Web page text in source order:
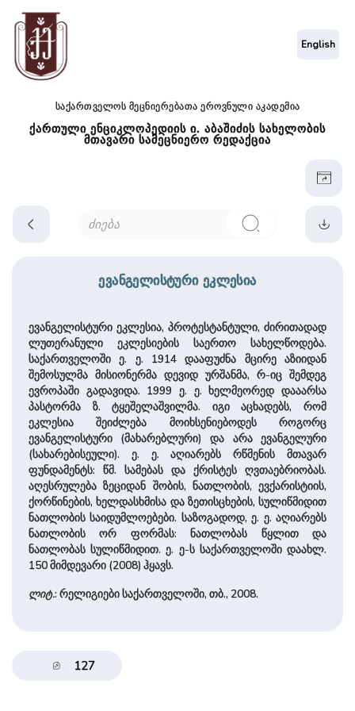
საქართველოს მეცნიერებათა ეროვნული აკადემია
ქართული ენციკლოპედიის ი. აბაშიძის სახელობის
მთავარი სამეცნიერო რედაქცია
English
ევანგელისტური ეკლესია
ევანგელისტური ეკლესია, პროტესტანტული, ძირითადად
ლუთერანული ეკლესიების საერთო სახელწოდება.
საქართველოში ე. ე. 1914 დააფუძნა მცირე აზიიდან
შემოსულმა მისიონერმა დევიდ ურშანმა, რ-იც შემდეგ
ევროპაში გადავიდა. 1999 ე. ე. ხელმეორედ დააარსა
პასტორმა ზ. ტყეშელაშვილმა. იგი აცხადებს, რომ
ეკლესია შეიძლება მოიხსენიებოდეს როგორც
ევანგელისტური (მახარებლური) და არა ევანგელური
(სახარებისეული). ე. ე. აღიარებს რწმენის მთავარ
ფუნდამენტს: წმ. სამებას და ქრისტეს ღვთაებრიობას.
აღესრულება ზეციდან შობის, ნათლობის, ევქარისტიის,
ქორწინების, ხელდასხმისა და ზეთისცხების, სულიწმიდით
ნათლობის საიდუმლოებები. საზოგადოდ, ე. ე. აღიარებს
ნათლობის ორ ფორმას: ნათლობას წყლით და
ნათლობას სულიწმიდით. ე. ე-ს საქართველოში დაახლ.
150 მიმდევარი (2008) ჰყავს.
ლიტ.: რელიგიები საქართველოში, თბ., 2008.
127